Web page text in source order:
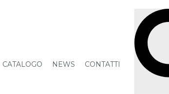
CATALOGO NEWS CONTATTI